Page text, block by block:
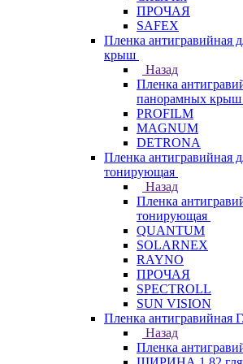
ПРОЧАЯ
SAFEX
Пленка антигравийная
крыш
Назад
Пленка
панорамных крыш
PROFILM
MAGNUM
DETRONA
Пленка антигравийная
тонирующая
Назад
Пленка
тонирующая
QUANTUM
SOLARNEX
RAYNO
ПРОЧАЯ
SPECTROLL
SUN VISION
Пленка
Назад
Пленка